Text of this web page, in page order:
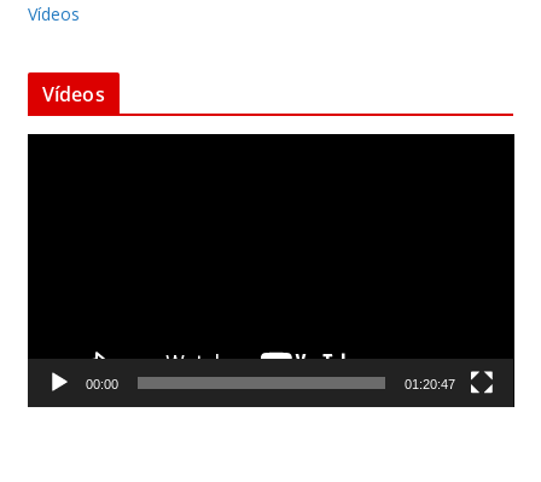
Vídeos
Vídeos
d
00:00 01:20:47